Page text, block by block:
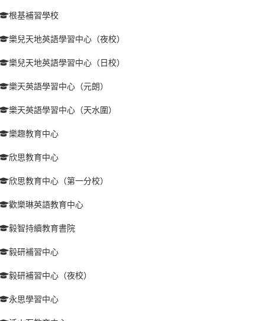
根基補習學校
樂兒天地英語學習中心（夜校）
樂兒天地英語學習中心（日校）
樂天英語學習中心（元朗）
樂天英語學習中心（天水圍）
樂趣教育中心
欣思教育中心
欣思教育中心（第一分校）
歡樂琳英語教育中心
毅智持續教育書院
毅研補習中心
毅研補習中心（夜校）
永思學習中心